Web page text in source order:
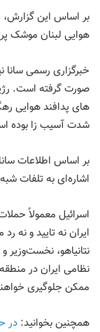
بر اساس این گزارش،
هوایی لبنان موشک
خبرگزاری رسمی
صورت گرفته است.
های پدافند هوایی
شدت آسیب زا بوده
اشاره‌ای به تلفات
اسرائیل معمولاً
ایران نه تایید و نه
نتانیاهو، نخست‌وزیر
نظامی ایران در
ممکن جلوگیری
همچنین بخوانید: